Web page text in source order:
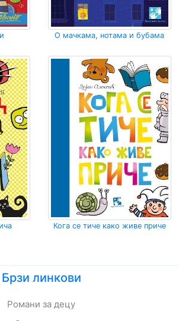
О мачкама, нотама и бубама
Кога се тиче како живе приче
Брзи линкови
Романи за децу